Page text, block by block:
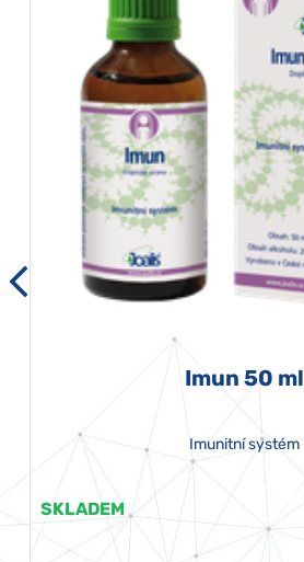
Imun 50 ml
Imunitní systém
SKLADEM